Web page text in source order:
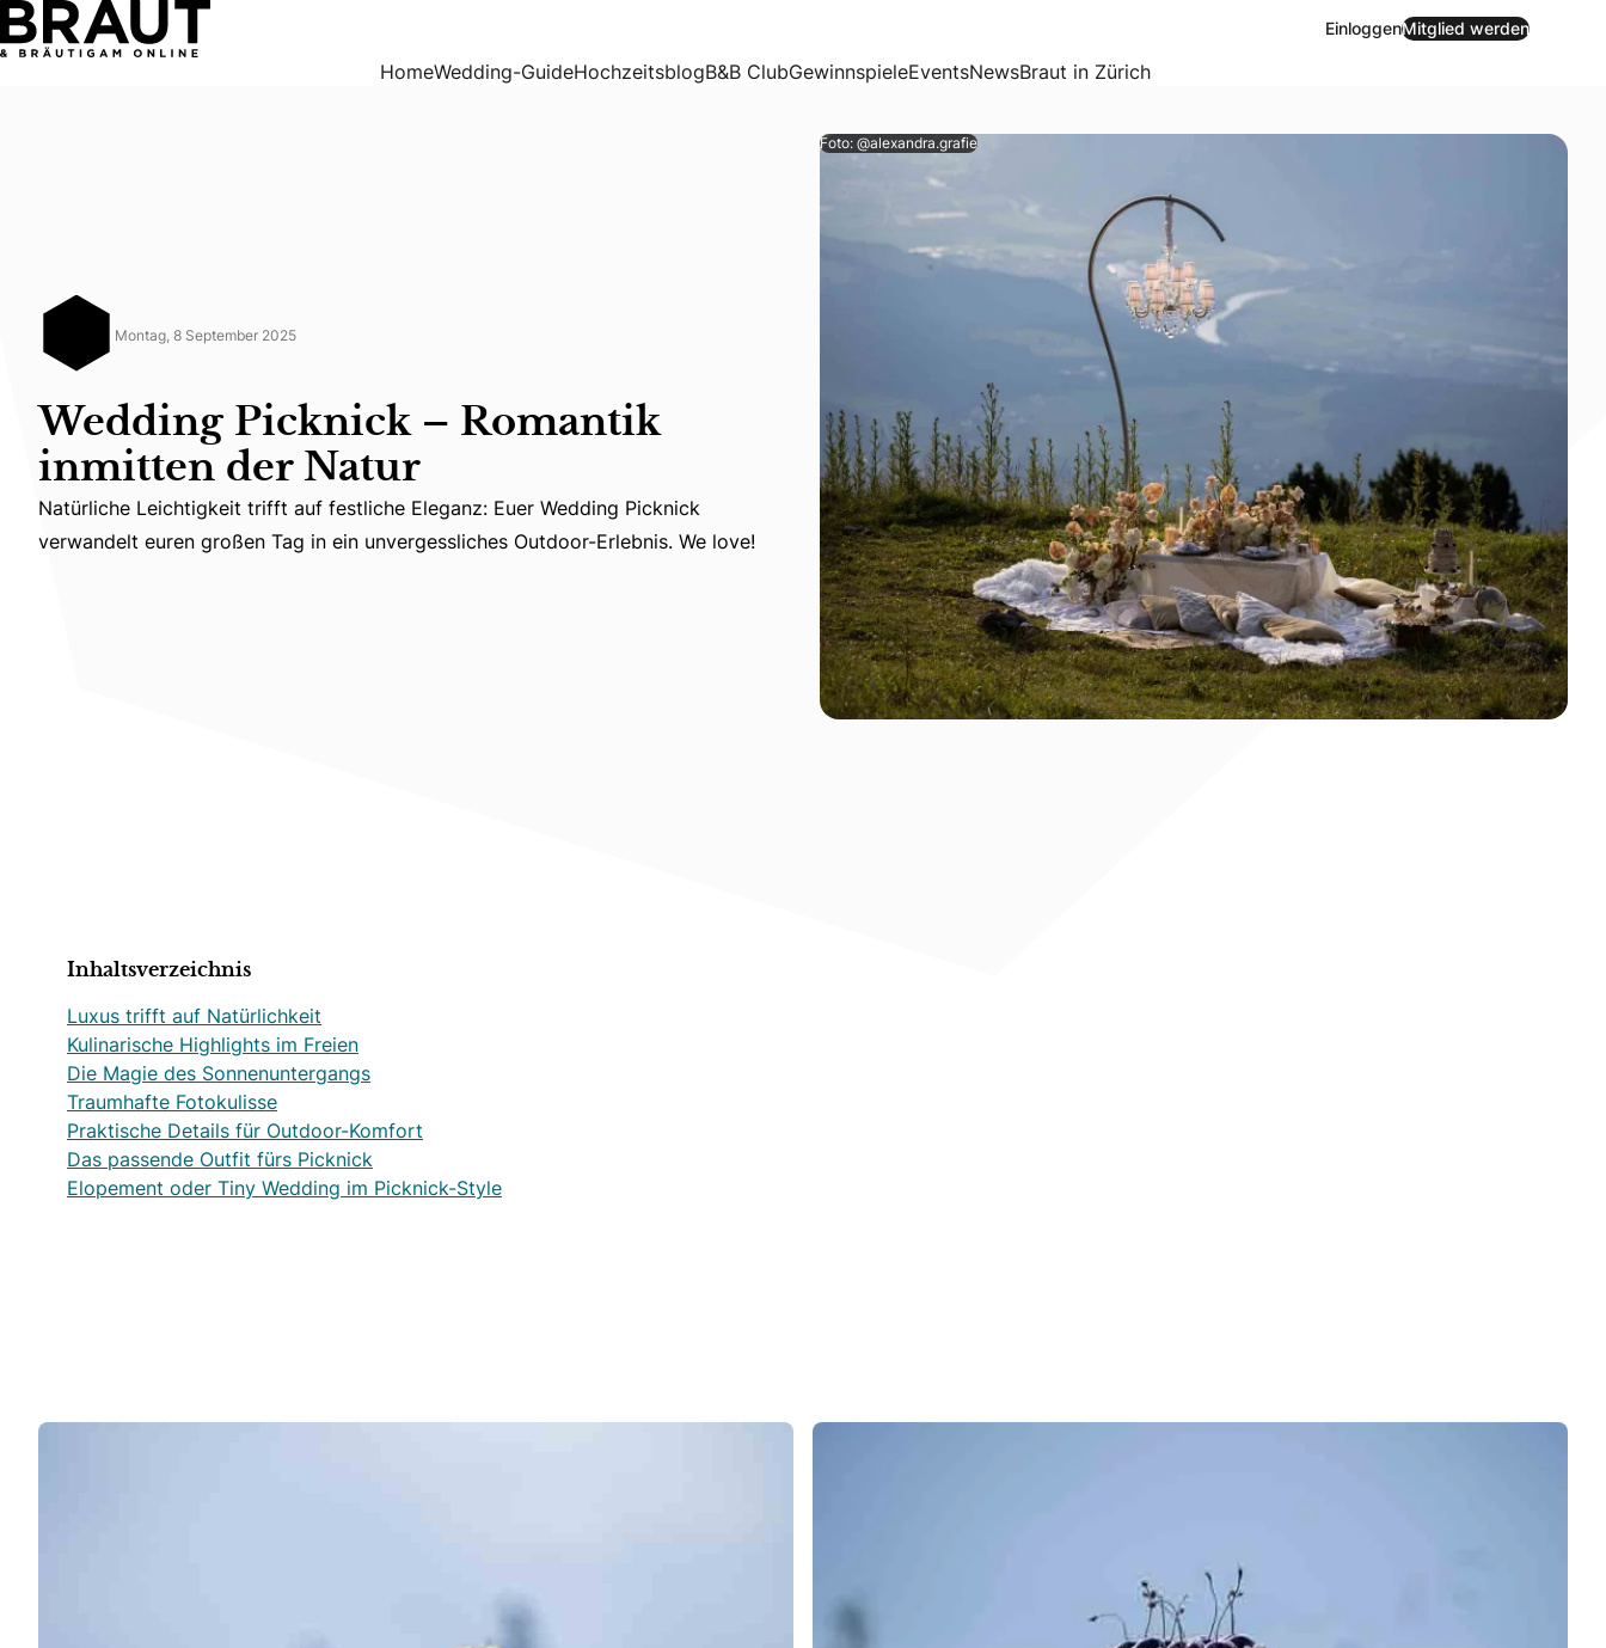
Wedding Picknick – Romantik inmitten der Natur
EinloggenMitglied werden
HomeWedding-GuideHochzeitsblogB&B ClubGewinnspieleEventsNewsBraut in Zürich
Montag, 8 September 2025
Wedding Picknick – Romantik
inmitten der Natur
Natürliche Leichtigkeit trifft auf festliche Eleganz: Euer Wedding Picknick verwandelt euren großen Tag in ein unvergessliches Outdoor-Erlebnis. We love!
Natürliche Leichtigkeit trifft auf festliche Eleganz: Euer Wedding Picknick
verwandelt euren großen Tag in ein unvergessliches Outdoor-Erlebnis. We love!
Foto: @alexandra.grafie
Inhaltsverzeichnis
Luxus trifft auf Natürlichkeit
Kulinarische Highlights im Freien
Die Magie des Sonnenuntergangs
Traumhafte Fotokulisse
Praktische Details für Outdoor-Komfort
Das passende Outfit fürs Picknick
Elopement oder Tiny Wedding im Picknick-Style